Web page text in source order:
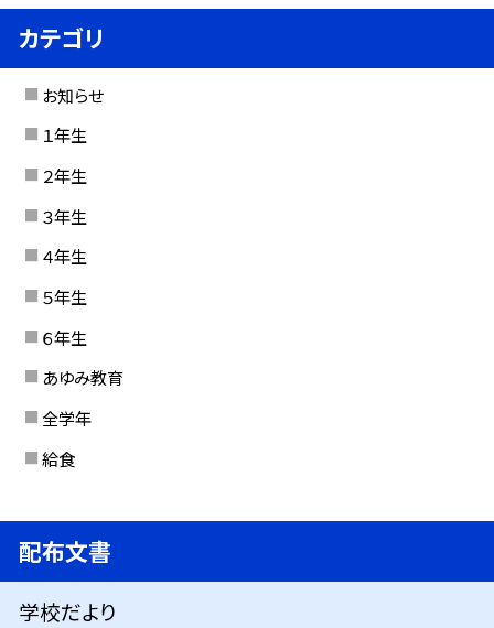
カテゴリ
お知らせ
１年生
２年生
３年生
４年生
５年生
６年生
あゆみ教育
全学年
給食
配布文書
学校だより